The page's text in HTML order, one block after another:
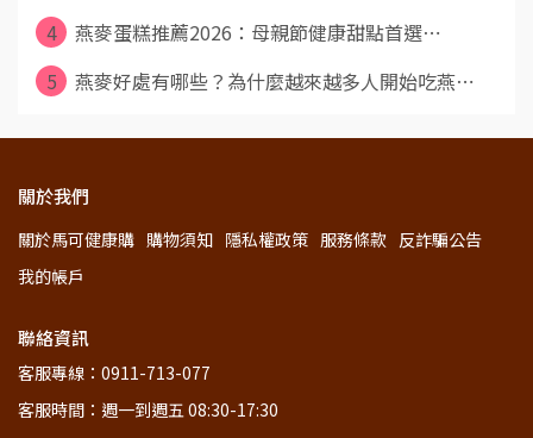
4
燕麥蛋糕推薦2026：母親節健康甜點首選⋯
5
燕麥好處有哪些？為什麼越來越多人開始吃燕⋯
關於我們
關於馬可健康購 購物須知 隱私權政策 服務條款 反詐騙公告
我的帳戶
聯絡資訊
客服專線：0911-713-077
客服時間：週一到週五 08:30-17:30